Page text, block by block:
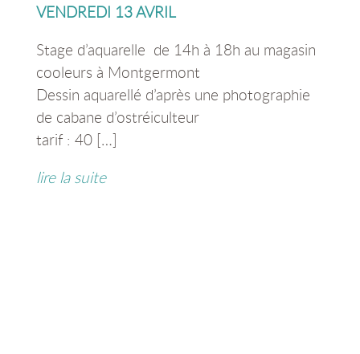
VENDREDI 13 AVRIL
Stage d’aquarelle de 14h à 18h au magasin
cooleurs à Montgermont
Dessin aquarellé d’après une photographie
de cabane d’ostréiculteur
tarif : 40 […]
lire la suite